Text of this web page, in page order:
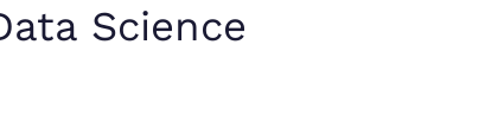
Science